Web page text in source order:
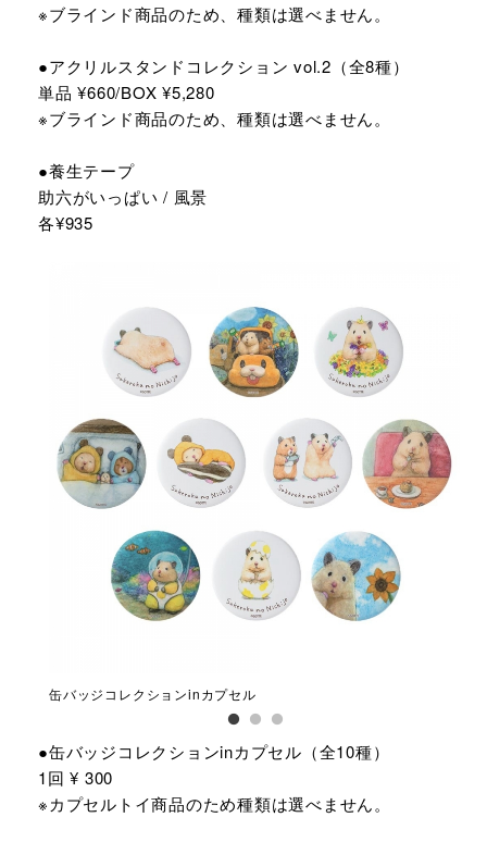
※ブラインド商品のため、種類は選べません。
●アクリルスタンドコレクション vol.2（全8種）
単品 ¥660/BOX ¥5,280
※ブラインド商品のため、種類は選べません。
●養生テープ
助六がいっぱい / 風景
各¥935
缶バッジコレクションinカプセル
●缶バッジコレクションinカプセル（全10種）
1回 ¥ 300
※カプセルトイ商品のため種類は選べません。